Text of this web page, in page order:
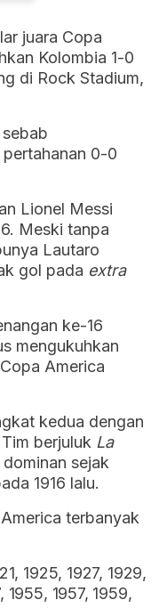
juara Copa
Kolombia 1-0
di Rock Stadium,
0-0
Lionel Messi
Meski tanpa
Lautaro
gol pada extra
ke-16
mengukuhkan
America
kedua dengan
berjuluk La
sejak
1916 lalu.
terbanyak
1925, 1927, 1929,
1955, 1957, 1959,